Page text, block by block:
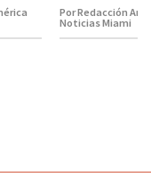
Por Redacción
Noticias Miami